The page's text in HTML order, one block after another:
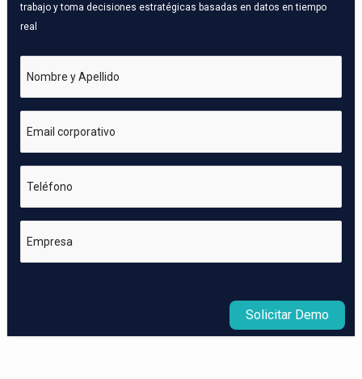
trabajo y toma decisiones estratégicas basadas en datos en tiempo
real
Nombre y Apellido
Email corporativo
Teléfono
Empresa
Solicitar Demo